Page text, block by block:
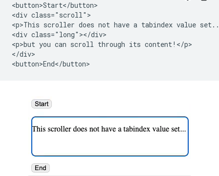
<button>Start</button>
<div class="scroll">
<p>This scroller does not have a tabindex value
<div class="long"></div>
<p>but you can scroll through its content!</p>
</div>